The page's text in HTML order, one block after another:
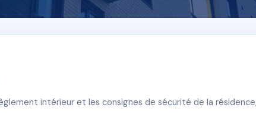
SAVERNE
intérieur et les consignes de sécurité de la